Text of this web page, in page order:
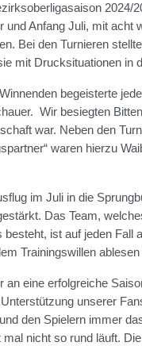
2024/
und Anfang Juli, mit acht
Bei den Turnieren
mit Drucksituationen in
begeisterte
Wir besiegten
war. Neben den
waren hierzu
im Juli in die
Das Team,
ist auf jeden
Trainingswillen
an eine erfolgreiche
unserer
den Spielern immer
nicht so rund läuft.